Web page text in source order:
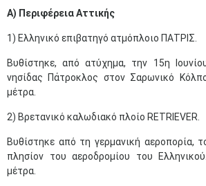
Α) Περιφέρεια Αττικής
1) Ελληνικό επιβατηγό ατμόπλοιο ΠΑΤΡΙΣ.
Βυθίστηκε, από ατύχημα, την 15η
νησίδας Πάτροκλος στον Σαρωνικό
μέτρα.
2) Βρετανικό καλωδιακό πλοίο RETRIEVER.
Βυθίστηκε από τη γερμανική αεροπορία,
πλησίον του αεροδρομίου του
μέτρα.